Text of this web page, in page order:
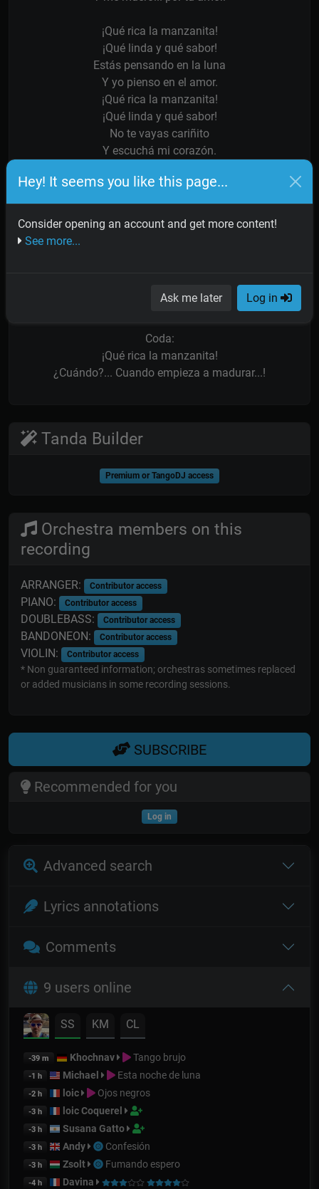
Hey! It seems you like this page...
Consider opening an account and get more content!
See more...
Ask me later Log in
¡Qué rica la manzanita!
¡Qué linda y qué sabor!
Estás pensando en la luna
Y yo pienso en el amor.
¡Qué rica la manzanita!
¡Qué linda y qué sabor!
No te vayas cariñito
Y escuchá mi corazón.
Amor, para que me quieras
Voy a tener que comprar,
Un campito con manzanos
Con vos me voy... a casar.
Coda:
¡Qué rica la manzanita!
¿Cuándo?... Cuando empieza a madurar...!
Tanda Builder
Premium or TangoDJ access
Orchestra members on this
recording
ARRANGER: Contributor access
PIANO: Contributor access
DOUBLEBASS: Contributor access
BANDONEON: Contributor access
VIOLIN: Contributor access
* Non guaranteed information; orchestras sometimes replaced
or added musicians in some recording sessions.
SUBSCRIBE
Recommended for you
Log in
Advanced search
Lyrics annotations
Comments
9 users online
SS KM CL
-39 m Khochnav Tango brujo
-1 h Michael Esta noche de luna
-2 h loic Ojos negros
-3 h loic Coquerel
-3 h Susana Gatto
-3 h Andy Confesión
-3 h Zsolt Fumando espero
-4 h Davina